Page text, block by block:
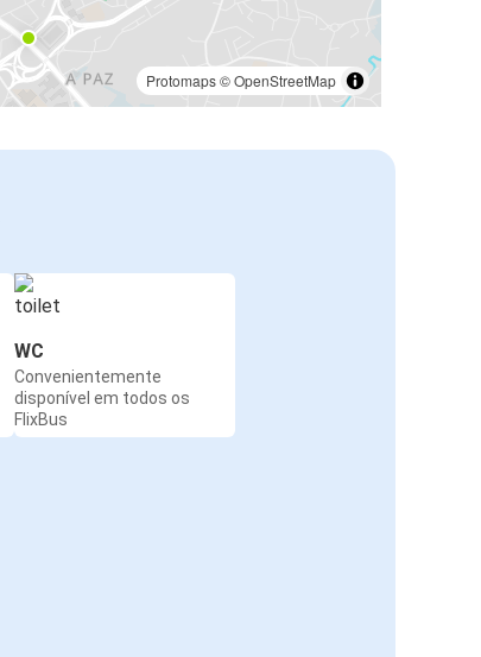
Protomaps©OpenStreetMap
WC
Convenientemente
disponível em todos os
FlixBus